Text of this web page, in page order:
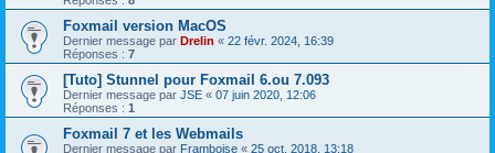
Foxmail version MacOS
Dernier message par Drelin « 22 févr. 2024, 16:39
Réponses : 7
[Tuto] Stunnel pour Foxmail 6.ou 7.093
Dernier message par JSE « 07 juin 2020, 12:06
Réponses : 1
Foxmail 7 et les Webmails
Dernier message par Framboise « 25 oct. 2018, 13:18